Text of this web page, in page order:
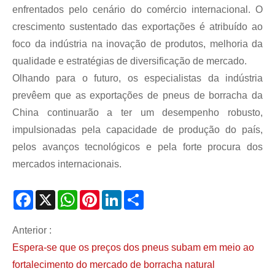
enfrentados pelo cenário do comércio internacional. O
crescimento sustentado das exportações é atribuído ao
foco da indústria na inovação de produtos, melhoria da
qualidade e estratégias de diversificação de mercado.
Olhando para o futuro, os especialistas da indústria
prevêem que as exportações de pneus de borracha da
China continuarão a ter um desempenho robusto,
impulsionadas pela capacidade de produção do país,
pelos avanços tecnológicos e pela forte procura dos
mercados internacionais.
Facebook
X WhatsAppPinterestLinkedIn
Anterior :
Espera-se que os preços dos pneus subam em meio ao
fortalecimento do mercado de borracha natural